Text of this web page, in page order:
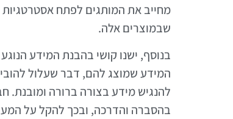
מחייב את המותגים לפתח
שבמוצרים אלה.
בנוסף, ישנו קושי בהבנת המידע
המידע שמוצג להם, דבר שעלול
להנגיש מידע בצורה ברורה
בהסברה והדרכה, ובכך להקל על